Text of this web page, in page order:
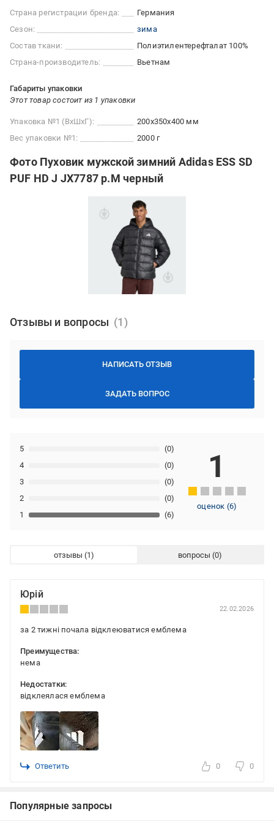
Страна регистрации бренда:
Германия
Сезон:
зима
Состав ткани:
Полиэтилентерефталат 100%
Страна-производитель:
Вьетнам
Габариты упаковки
Этот товар состоит из 1 упаковки
Упаковка №1 (ВхШхГ):
200x350x400 мм
Вес упаковки №1:
2000 г
Фото Пуховик мужской зимний Adidas ESS SD
PUF HD J JX7787 р.M черный
Отзывы и вопросы
НАПИСАТЬ ОТЗЫВ
ЗАДАТЬ ВОПРОС
1 (6)
2 (0)
3 (0)
4 (0)
5 (0)
1
оценок (6)
отзывы вопросы
Юрій
22.02.2026
за 2 тижні почала відклеюватися емблема
Преимущества:
нема
Недостатки:
відклеялася емблема
Ответить 0 0
Популярные запросы